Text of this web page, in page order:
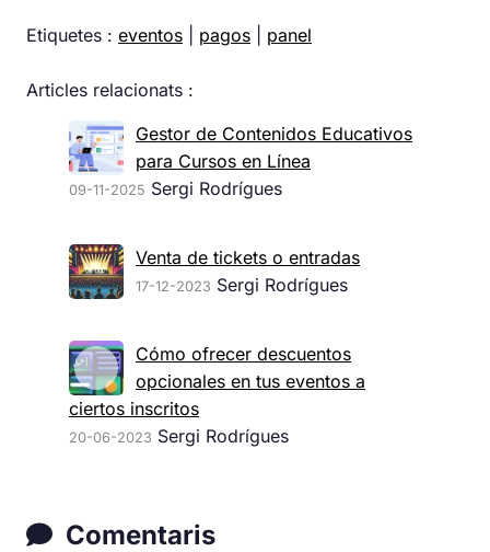
Etiquetes : eventos pagos panel
Articles relacionats :
Gestor de Contenidos Educativos
para Cursos en Línea
09-11-2025 Sergi Rodrígues
Venta de tickets o entradas
17-12-2023 Sergi Rodrígues
Cómo ofrecer descuentos
opcionales en tus eventos a
ciertos inscritos
20-06-2023 Sergi Rodrígues
Comentaris